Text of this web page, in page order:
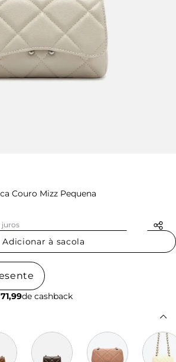
Couro Mizz Pequena
juros
Adicionar à sacola
de cashback